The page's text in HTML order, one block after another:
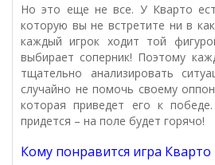
Но это еще не все. У Кварто
которую вы не встретите ни в
каждый игрок ходит той
выбирает соперник! Поэтому
тщательно анализировать
случайно не помочь своему
которая приведет его к
придется – на поле будет горячо!
Кому понравится игра Кварто